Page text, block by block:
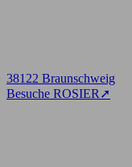
38122 Braunschweig
Besuche ROSIER ➚